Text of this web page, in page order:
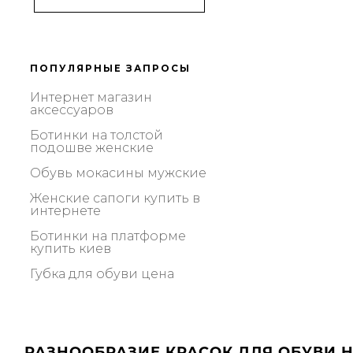
ПОПУЛЯРНЫЕ ЗАПРОСЫ
интернет магазин
аксессуаров
ботинки на толстой
подошве женские
обувь мокасины мужские
женские сапоги купить в
интернете
ботинки на платформе
купить киев
губка для обуви цена